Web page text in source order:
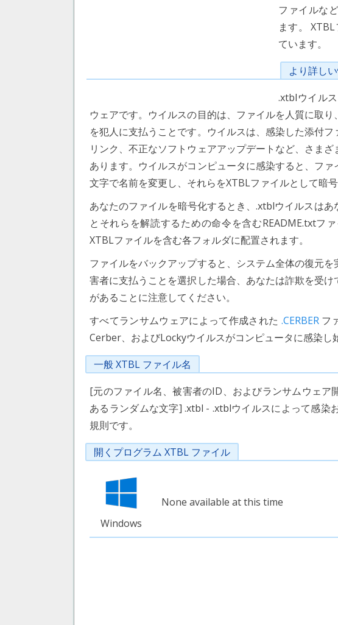
ファイルな
ます。
ています。
より詳し
.xtblウイル
ウェアです。ウイルスの目的は、ファイルを人質に取
を犯人に支払うことです。ウイルスは、感染した添付
リンク、不正なソフトウェアアップデートなど、さま
あります。ウイルスがコンピュータに感染すると、フ
文字で名前を変更し、それらをXTBLファイルとして暗号
あなたのファイルを暗号化するとき、.xtblウイルスは
とそれらを解読するための命令を含むREADME.txtフ
XTBLファイルを含む各フォルダに配置されます。
ファイルをバックアップすると、システム全体の復元
害者に支払うことを選択した場合、あなたは詐欺を受
があることに注意してください。
すべてランサムウェアによって作成された .CERBERフ
Cerber、およびLockyウイルスがコンピュータに感染し
一般 XTBL ファイル名
[元のファイル名、被害者のID、およびランサムウェア
あるランダムな文字] .xtbl - .xtblウイルスによって感染
規則です。
開くプログラム XTBL ファイル
Windows
None available at this time